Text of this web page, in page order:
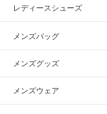
レディースシューズ
メンズバッグ
メンズグッズ
メンズウェア